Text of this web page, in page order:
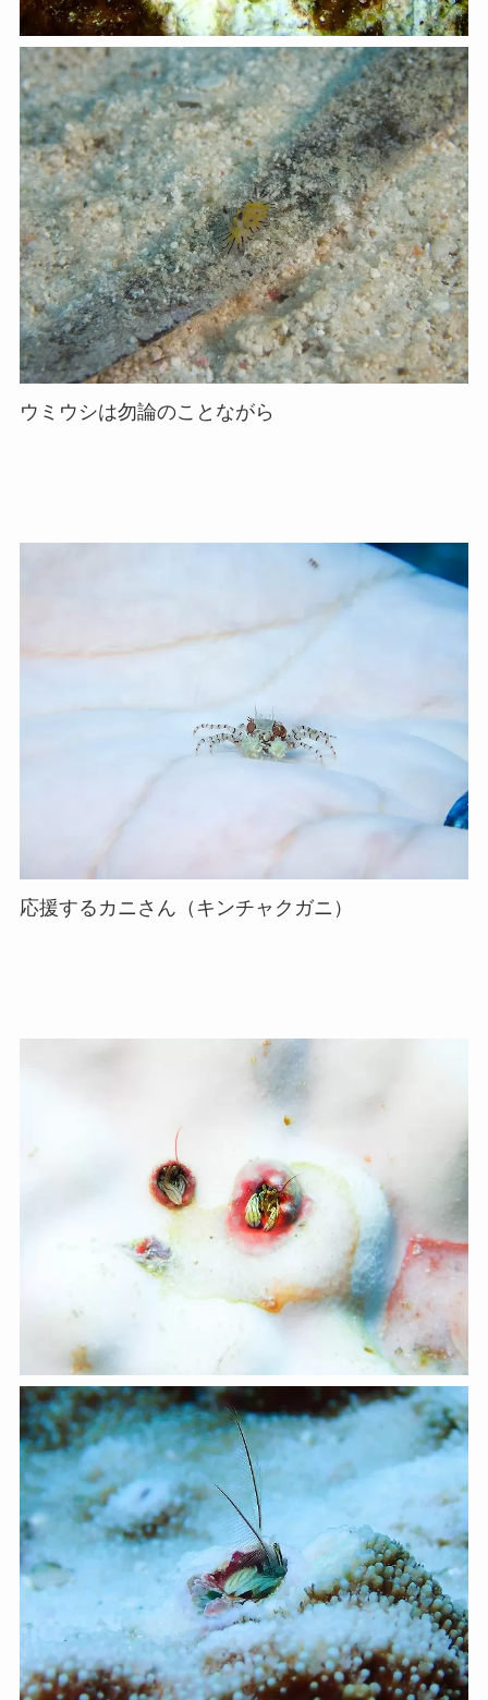
ウミウシは勿論のことながら
応援するカニさん（キンチャクガニ）